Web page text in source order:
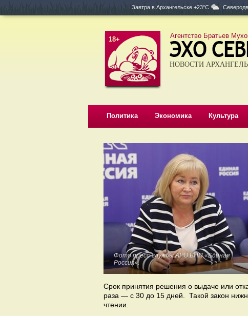
Завтра в Архангельске +23°C
18+ Агентство Братьев
НОВОСТИ
Политика Экономика Культура
Фото пресс-службы АРО ВПП «Единая
Россия».
Срок принятия решения о выдаче или
раза — с 30 до 15 дней. Такой закон
чтении.